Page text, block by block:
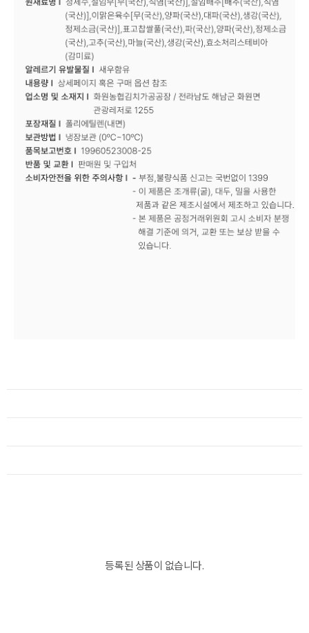
등록된 상품이 없습니다.